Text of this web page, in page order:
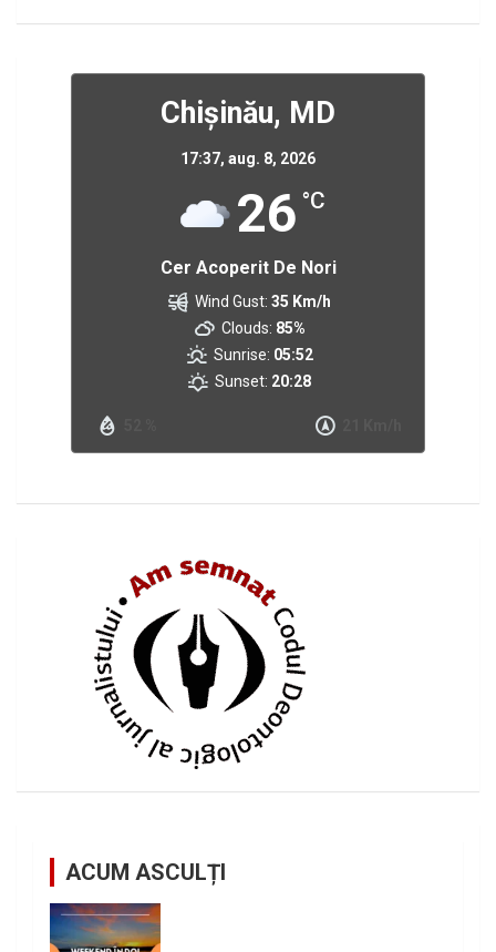
Chișinău, MD
17:37, aug. 8, 2026
26 °C
Cer Acoperit De Nori
Wind Gust: 35 Km/h
Clouds: 85%
Sunrise: 05:52
Sunset: 20:28
ACUM ASCULȚI